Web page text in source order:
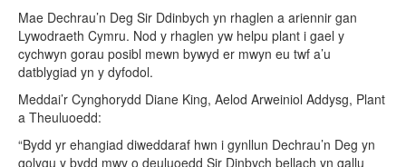
Mae Dechrau’n Deg Sir Ddinbych yn rhaglen a ariennir gan
Lywodraeth Cymru. Nod y rhaglen yw helpu plant i gael y
cychwyn gorau posibl mewn bywyd er mwyn eu twf a’u
datblygiad yn y dyfodol.
Meddai’r Cynghorydd Diane King, Aelod Arweiniol Addysg, Plant
a Theuluoedd:
“Bydd yr ehangiad diweddaraf hwn i gynllun Dechrau’n Deg yn
golygu y bydd mwy o deuluoedd Sir Dinbych bellach yn gallu